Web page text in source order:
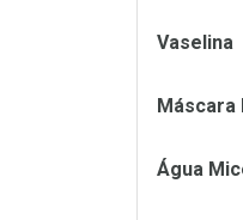
Vaselina
Máscara
Água